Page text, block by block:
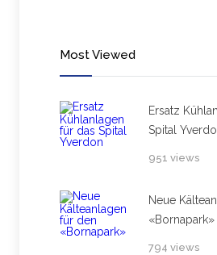
Most Viewed
Ersatz
Spital
951 views
Neue
«Bornapark»
794 views